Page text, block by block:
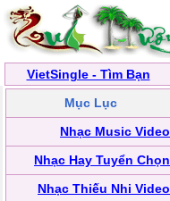
VietSingle - Tìm Bạn
Mục Lục
Nhạc Music Video
Nhạc Hay Tuyển Chọn
Nhạc Thiếu Nhi Video